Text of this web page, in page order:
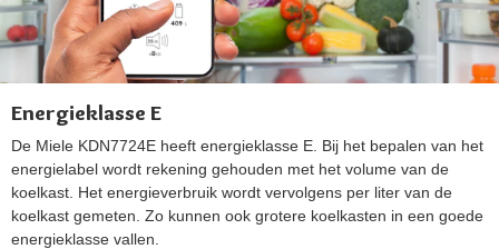
Energieklasse E
De Miele KDN7724E heeft energieklasse E. Bij het bepalen van het
energielabel wordt rekening gehouden met het volume van de
koelkast. Het energieverbruik wordt vervolgens per liter van de
koelkast gemeten. Zo kunnen ook grotere koelkasten in een goede
energieklasse vallen.